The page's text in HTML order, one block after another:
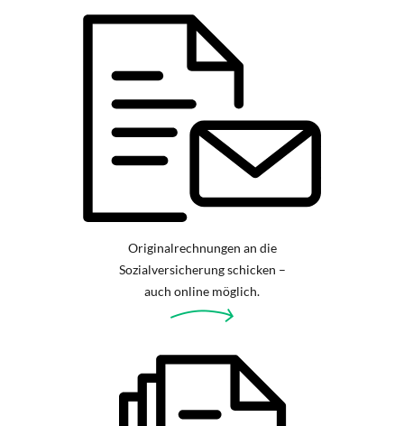
Originalrechnungen an die
Sozialversicherung schicken –
auch online möglich.